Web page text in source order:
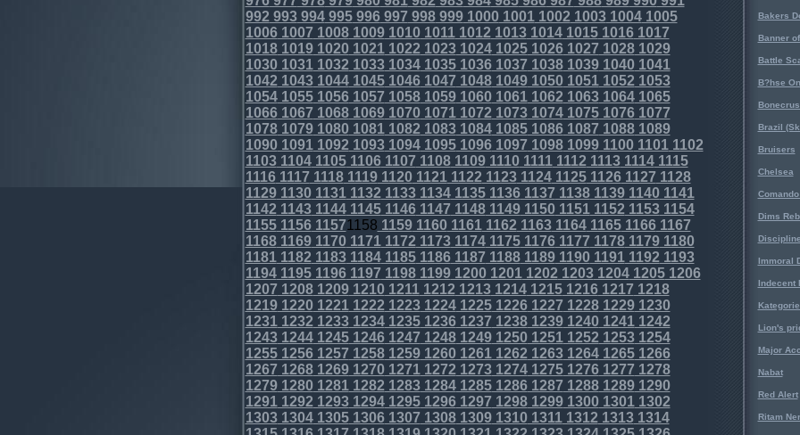
992 993994995996997 998999100010011002 100310041005
10061007 10081009101010111012 10131014101510161017
10181019102010211022 10231024102510261027 10281029
103010311032 10331034103510361037 1038103910401041
1042 10431044104510461047 10481049105010511052 1053
1054105510561057 10581059106010611062 106310641065
10661067 10681069107010711072 10731074107510761077
10781079108010811082 10831084108510861087 10881089
109010911092 10931094109510961097 10981099110011011102
11031104110511061107 11081109111011111112 111311141115
11161117 11181119112011211122 11231124112511261127 1128
1129113011311132 11331134113511361137 1138113911401141
1142 11431144114511461147 11481149115011511152 11531154
1155115611571158 1159116011611162 11631164116511661167
11681169117011711172 11731174117511761177 117811791180
11811182 11831184118511861187 11881189119011911192 1193
1194119511961197 11981199120012011202 1203120412051206
1207 12081209121012111212 12131214121512161217 1218
1219122012211222 12231224122512261227 122812291230
12311232 12331234123512361237 12381239124012411242
12431244124512461247 12481249125012511252 12531254
125512561257 12581259126012611262 1263126412651266
1267 12681269127012711272 12731274127512761277 1278
1279128012811282 12831284128512861287 128812891290
12911292 12931294129512961297 12981299130013011302
13031304130513061307 13081309131013111312 13131314
Bakers
Banner
Battle
B?hse
Brazil
Bruisers
Chelsea
Dims
Immoral
Indecent
Lion's
Major
Nabat
Red Alert
Ritam